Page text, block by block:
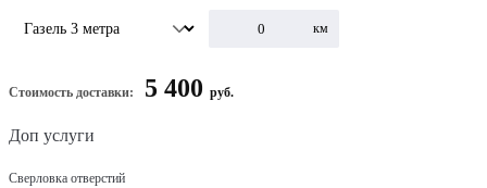
км
Стоимость доставки: 5 400 руб.
Доп услуги
Сверловка отверстий